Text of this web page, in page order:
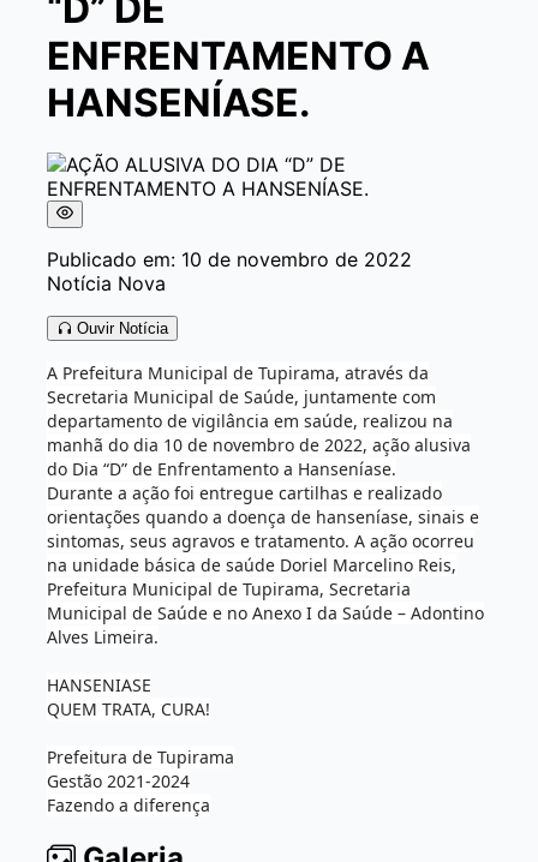
“D” DE
ENFRENTAMENTO A
HANSENÍASE.
Publicado em: 10 de novembro de 2022
Notícia Nova
Ouvir Notícia
A Prefeitura Municipal de Tupirama, através da
Secretaria Municipal de Saúde, juntamente com
departamento de vigilância em saúde, realizou na
manhã do dia 10 de novembro de 2022, ação alusiva
do Dia “D” de Enfrentamento a Hanseníase.
Durante a ação foi entregue cartilhas e realizado
orientações quando a doença de hanseníase, sinais e
sintomas, seus agravos e tratamento. A ação ocorreu
na unidade básica de saúde Doriel Marcelino Reis,
Prefeitura Municipal de Tupirama, Secretaria
Municipal de Saúde e no Anexo I da Saúde – Adontino
Alves Limeira.
HANSENIASE
QUEM TRATA, CURA!
Prefeitura de Tupirama
Gestão 2021-2024
Fazendo a diferença